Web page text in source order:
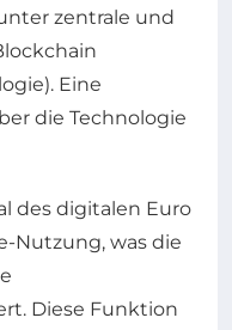
zentrale und
Eine
die Technologie
des digitalen Euro
Nutzung, was die
Diese Funktion